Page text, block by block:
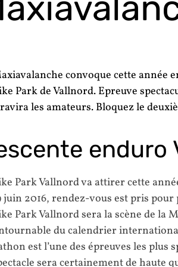
convoque cette année
Park de Vallnord. Epreuve
les amateurs. Bloquez le
enduro
Park Vallnord va attirer cette
juin 2016, rendez-vous est pris
Park Vallnord sera la scène de la
du calendrier
est l’une des épreuves les plus
sera certainement de haute